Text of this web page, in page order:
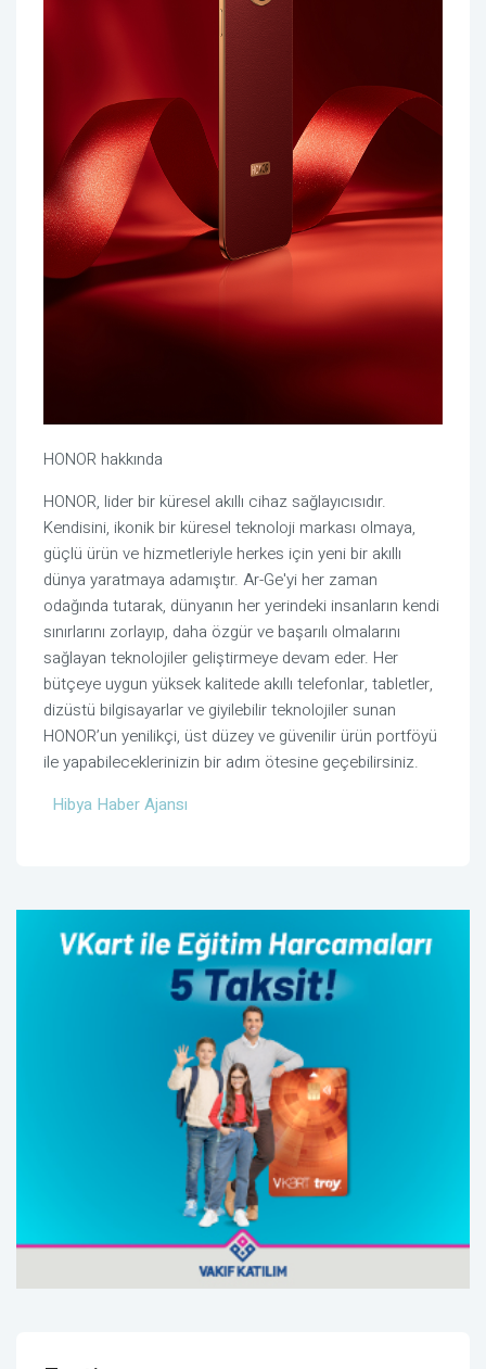
HONOR hakkında
HONOR, lider bir küresel akıllı cihaz sağlayıcısıdır.
Kendisini, ikonik bir küresel teknoloji markası olmaya,
güçlü ürün ve hizmetleriyle herkes için yeni bir akıllı
dünya yaratmaya adamıştır. Ar-Ge'yi her zaman
odağında tutarak, dünyanın her yerindeki insanların kendi
sınırlarını zorlayıp, daha özgür ve başarılı olmalarını
sağlayan teknolojiler geliştirmeye devam eder. Her
bütçeye uygun yüksek kalitede akıllı telefonlar, tabletler,
dizüstü bilgisayarlar ve giyilebilir teknolojiler sunan
HONOR’un yenilikçi, üst düzey ve güvenilir ürün portföyü
ile yapabileceklerinizin bir adım ötesine geçebilirsiniz.
Hibya Haber Ajansı